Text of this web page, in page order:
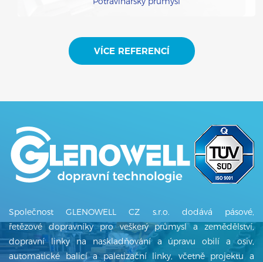
VÍCE REFERENCÍ
Společnost GLENOWELL CZ s.r.o. dodává pásové,
řetězové dopravníky pro veškerý průmysl a zemědělství,
dopravní linky na naskladňování a úpravu obilí a osiv,
automatické balicí a paletizační linky, včetně projektu a